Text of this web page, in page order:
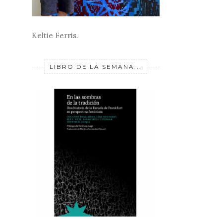
Keltie Ferris.
LIBRO DE LA SEMANA...